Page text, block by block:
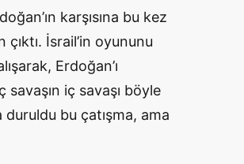
karşısına bu kez
İsrail’in oyununu
Erdoğan’ı
iç savaşı böyle
duruldu bu çatışma, ama